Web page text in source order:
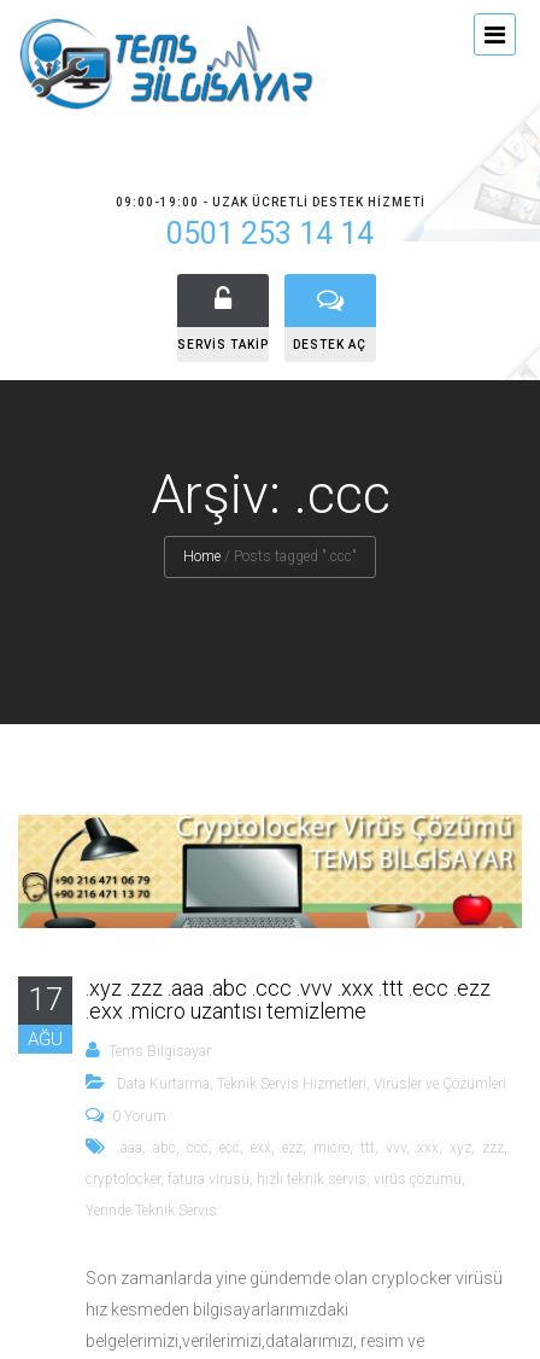
09:00-19:00 - UZAK ÜCRETLI DESTEK HIZMETI
0501 253 14 14
SERVIS TAKIP DESTEK AÇ
Arşiv: .ccc
Home / Posts tagged ".ccc"
17
AĞU
.xyz .zzz .aaa .abc .ccc .vvv .xxx .ttt .ecc .ezz
.exx .micro uzantısı temizleme
Tems Bilgisayar
Data Kurtarma, Teknik Servis Hizmetleri, Virüsler ve Çözümleri
0 Yorum
.aaa, .abc, .ccc, .ecc, .exx, .ezz, .micro, .ttt, .vvv, .xxx, .xyz, .zzz,
cryptolocker, fatura virüsü, hızlı teknik servis, virüs çözümü,
Yerinde Teknik Servis
Son zamanlarda yine gündemde olan cryplocker virüsü
hız kesmeden bilgisayarlarımızdaki
belgelerimizi,verilerimizi,datalarımızı, resim ve